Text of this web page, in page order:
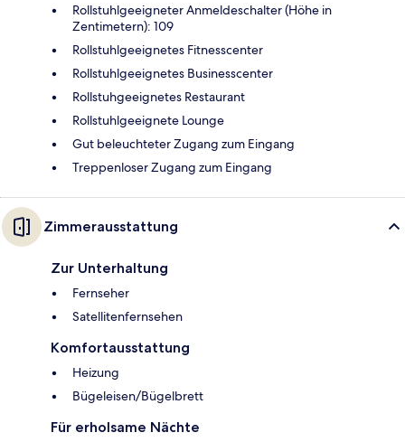
Rollstuhlgeeigneter Anmeldeschalter (Höhe in
Zentimetern): 109
Rollstuhlgeeignetes Fitnesscenter
Rollstuhlgeeignetes Businesscenter
Rollstuhgeeignetes Restaurant
Rollstuhlgeeignete Lounge
Gut beleuchteter Zugang zum Eingang
Treppenloser Zugang zum Eingang
Zimmerausstattung
Zur Unterhaltung
Fernseher
Satellitenfernsehen
Komfortausstattung
Heizung
Bügeleisen/Bügelbrett
Für erholsame Nächte